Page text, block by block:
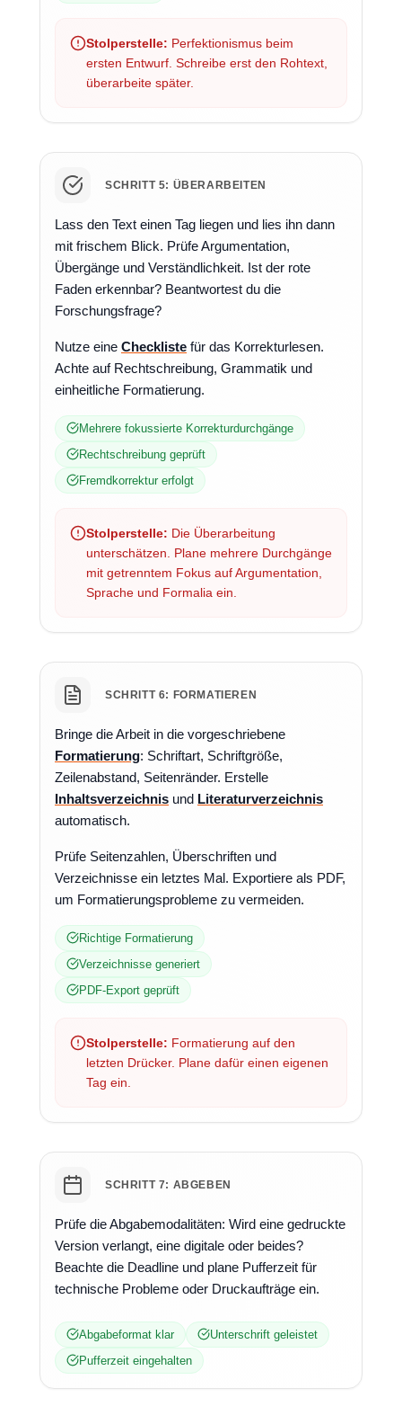
Stolperstelle: Perfektionismus beim
ersten Entwurf. Schreibe erst den Rohtext,
überarbeite später.
SCHRITT 5: ÜBERARBEITEN
Lass den Text einen Tag liegen und lies ihn dann
mit frischem Blick. Prüfe Argumentation,
Übergänge und Verständlichkeit. Ist der rote
Faden erkennbar? Beantwortest du die
Forschungsfrage?
Nutze eine Checkliste für das Korrekturlesen.
Achte auf Rechtschreibung, Grammatik und
einheitliche Formatierung.
Mehrere fokussierte Korrekturdurchgänge
Rechtschreibung geprüft
Fremdkorrektur erfolgt
Stolperstelle: Die Überarbeitung
unterschätzen. Plane mehrere Durchgänge
mit getrenntem Fokus auf Argumentation,
Sprache und Formalia ein.
SCHRITT 6: FORMATIEREN
Bringe die Arbeit in die vorgeschriebene
Formatierung: Schriftart, Schriftgröße,
Zeilenabstand, Seitenränder. Erstelle
Inhaltsverzeichnis und Literaturverzeichnis
automatisch.
Prüfe Seitenzahlen, Überschriften und
Verzeichnisse ein letztes Mal. Exportiere als PDF,
um Formatierungsprobleme zu vermeiden.
Richtige Formatierung
Verzeichnisse generiert
PDF-Export geprüft
Stolperstelle: Formatierung auf den
letzten Drücker. Plane dafür einen eigenen
Tag ein.
SCHRITT 7: ABGEBEN
Prüfe die Abgabemodalitäten: Wird eine gedruckte
Version verlangt, eine digitale oder beides?
Beachte die Deadline und plane Pufferzeit für
technische Probleme oder Druckaufträge ein.
Abgabeformat klar
Unterschrift geleistet
Pufferzeit eingehalten